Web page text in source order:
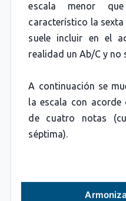
escala menor
característico la
suele incluir en el
realidad un Ab/C y no
A continuación se
la escala con
de cuatro notas
séptima).